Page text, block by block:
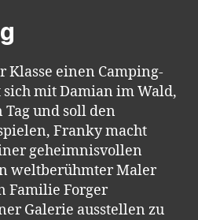
einen Camping-
mit Damian im Wald,
und soll den
Franky macht
geheimnisvollen
weltberühmter Maler
Familie Forger
Galerie ausstellen zu